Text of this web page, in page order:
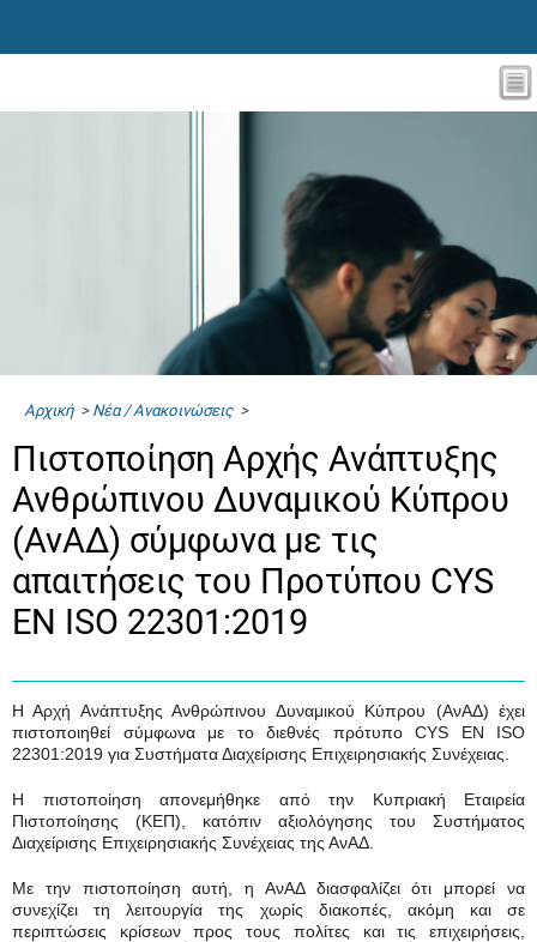
Αρχική> Νέα / Ανακοινώσεις>
Πιστοποίηση Αρχής Ανάπτυξης
Ανθρώπινου Δυναμικού Κύπρου
(ΑνΑΔ) σύμφωνα με τις
απαιτήσεις του Προτύπου CYS
EN ISO 22301:2019
Η Αρχή Ανάπτυξης Ανθρώπινου Δυναμικού Κύπρου (ΑνΑΔ) έχει
πιστοποιηθεί σύμφωνα με το διεθνές πρότυπο CYS EN ISO
22301:2019 για Συστήματα Διαχείρισης Επιχειρησιακής Συνέχειας.
Η πιστοποίηση απονεμήθηκε από την Κυπριακή Εταιρεία
Πιστοποίησης (ΚΕΠ), κατόπιν αξιολόγησης του Συστήματος
Διαχείρισης Επιχειρησιακής Συνέχειας της ΑνΑΔ.
Με την πιστοποίηση αυτή, η ΑνΑΔ διασφαλίζει ότι μπορεί να
συνεχίζει τη λειτουργία της χωρίς διακοπές, ακόμη και σε
περιπτώσεις κρίσεων προς τους πολίτες και τις επιχειρήσεις,